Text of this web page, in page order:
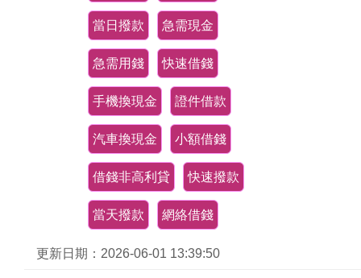
當日撥款 急需現金
急需用錢 快速借錢
手機換現金 證件借款
汽車換現金 小額借錢
借錢非高利貸 快速撥款
當天撥款 網絡借錢
更新日期：2026-06-01 13:39:50